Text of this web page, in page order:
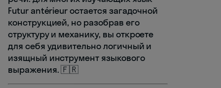
Futur antérieur остается загадочной
конструкцией, но разобрав его
структуру и механику, вы откроете
для себя удивительно логичный и
изящный инструмент языкового
выражения. 🇫🇷